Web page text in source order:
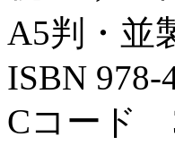
A5判・並
ISBN 978-
Cコード